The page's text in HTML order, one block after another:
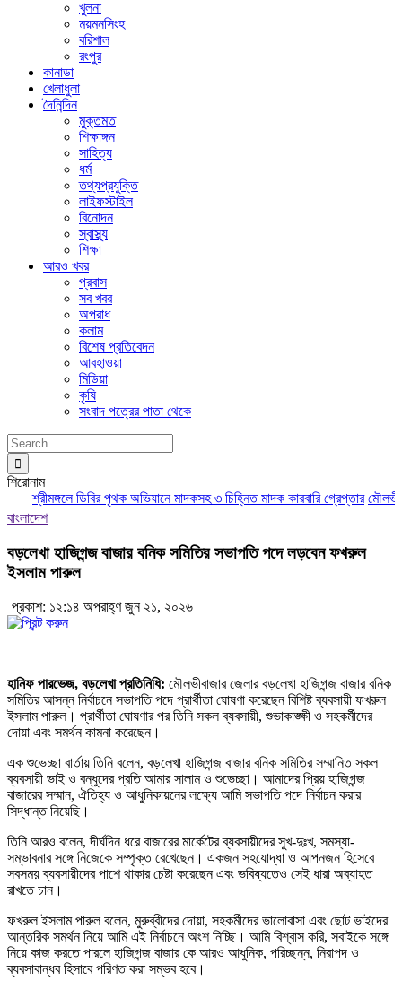
খুলনা
ময়মনসিংহ
বরিশাল
রংপুর
কানাডা
খেলাধুলা
দৈনিন্দিন
মুক্তমত
শিক্ষাঙ্গন
সাহিত্য
ধর্ম
তথ্যপ্রযুক্তি
লাইফস্টাইল
বিনোদন
স্বাস্থ্য
শিক্ষা
আরও খবর
প্রবাস
সব খবর
অপরাধ
কলাম
বিশেষ প্রতিবেদন
আবহাওয়া
মিডিয়া
কৃষি
সংবাদ পত্রের পাতা থেকে
Search
for:
শিরোনাম
শ্রীমঙ্গলে ডিবির পৃথক অভিযানে মাদকসহ ৩ চিহ্নিত মাদক কারবারি গ্রেপ্তার
বাংলাদেশ
বড়লেখা হাজিগন্জ বাজার বনিক সমিতির সভাপতি পদে লড়বেন ফখরুল
ইসলাম পারুল
প্রকাশ: ১২:১৪ অপরাহ্ণ জুন ২১, ২০২৬
হানিফ পারভেজ, বড়লেখা প্রতিনিধি: মৌলভীবাজার জেলার বড়লেখা হাজিগন্জ বাজার বনিক
সমিতির আসন্ন নির্বাচনে সভাপতি পদে প্রার্থীতা ঘোষণা করেছেন বিশিষ্ট ব্যবসায়ী ফখরুল
ইসলাম পারুল। প্রার্থীতা ঘোষণার পর তিনি সকল ব্যবসায়ী, শুভাকাঙ্ক্ষী ও সহকর্মীদের
দোয়া এবং সমর্থন কামনা করেছেন।
এক শুভেচ্ছা বার্তায় তিনি বলেন, বড়লেখা হাজিগন্জ বাজার বনিক সমিতির সম্মানিত সকল
ব্যবসায়ী ভাই ও বন্ধুদের প্রতি আমার সালাম ও শুভেচ্ছা। আমাদের প্রিয় হাজিগন্জ
বাজারের সম্মান, ঐতিহ্য ও আধুনিকায়নের লক্ষ্যে আমি সভাপতি পদে নির্বাচন করার
সিদ্ধান্ত নিয়েছি।
তিনি আরও বলেন, দীর্ঘদিন ধরে বাজারের মার্কেটের ব্যবসায়ীদের সুখ-দুঃখ, সমস্যা-
সম্ভাবনার সঙ্গে নিজেকে সম্পৃক্ত রেখেছেন। একজন সহযোদ্ধা ও আপনজন হিসেবে
সবসময় ব্যবসায়ীদের পাশে থাকার চেষ্টা করেছেন এবং ভবিষ্যতেও সেই ধারা অব্যাহত
রাখতে চান।
ফখরুল ইসলাম পারুল বলেন, মুরুব্বীদের দোয়া, সহকর্মীদের ভালোবাসা এবং ছোট ভাইদের
আন্তরিক সমর্থন নিয়ে আমি এই নির্বাচনে অংশ নিচ্ছি। আমি বিশ্বাস করি, সবাইকে সঙ্গে
নিয়ে কাজ করতে পারলে হাজিগন্জ বাজার কে আরও আধুনিক, পরিচ্ছন্ন, নিরাপদ ও
ব্যবসাবান্ধব হিসাবে পরিণত করা সম্ভব হবে।